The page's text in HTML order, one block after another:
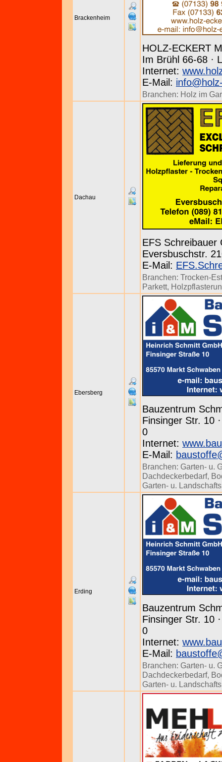
Brackenheim
HOLZ-ECKERT
Im Brühl 66-68 ·
Internet:
E-Mail:
Branchen: Holz im
Dachau
EFS Schreibauer
Eversbuschstr.
E-Mail:
Branchen: Trocken-
Parkett,
Ebersberg
Bauzentrum
Finsinger Str. 10
0
Internet:
E-Mail:
Branchen: Garten- u.
Dachdeckerbedarf,
Garten- u.
Erding
Bauzentrum
Finsinger Str. 10
0
Internet:
E-Mail:
Branchen: Garten- u.
Dachdeckerbedarf,
Garten- u.